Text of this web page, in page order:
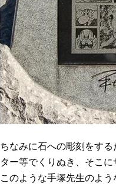
ちなみに石への彫刻をす
ター等でくりぬき、そこ
このような手塚先生のよ